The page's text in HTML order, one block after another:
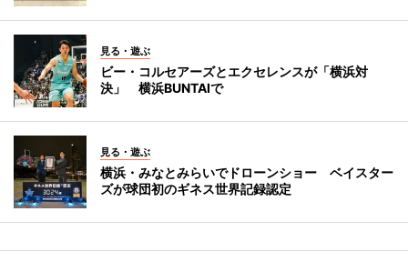
見る・遊ぶ
ビー・コルセアーズとエクセレンスが「横浜対
決」 横浜BUNTAIで
見る・遊ぶ
横浜・みなとみらいでドローンショー ベイスター
ズが球団初のギネス世界記録認定